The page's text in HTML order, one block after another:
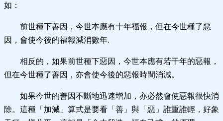
如：
前世種下善因，今世本應有十年福報，但在今世種了惡
因，會使今後的福報減消數年.
相反的，如果前世種下惡因，今世本應有若干年的惡報，
但在今世種了善因，亦會使今後的惡報時間消減。
如果今世的善因不斷地迅速增加，亦必然會使惡報很快消
除。這種「加減」算式是要看「善」與「惡」誰重誰輕，好象